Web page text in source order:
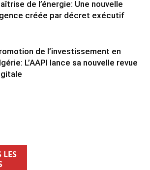
de l’énergie: Une nouvelle
créée par décret exécutif
de l’investissement en
L’AAPI lance sa nouvelle revue
LES